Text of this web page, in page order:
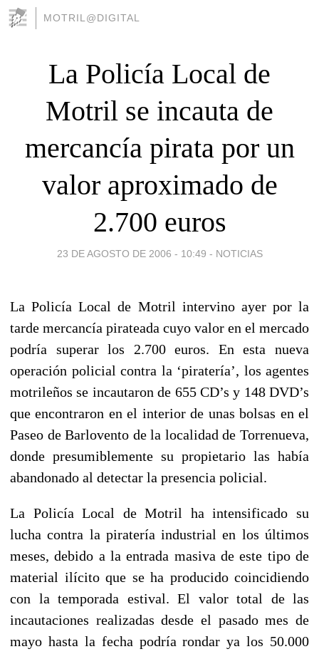
MOTRIL@DIGITAL
La Policía Local de
Motril se incauta de
mercancía pirata por un
valor aproximado de
2.700 euros
23 DE AGOSTO DE 2006 - 10:49 - NOTICIAS
La Policía Local de Motril intervino ayer por la
tarde mercancía pirateada cuyo valor en el mercado
podría superar los 2.700 euros. En esta nueva
operación policial contra la ‘piratería’, los agentes
motrileños se incautaron de 655 CD’s y 148 DVD’s
que encontraron en el interior de unas bolsas en el
Paseo de Barlovento de la localidad de Torrenueva,
donde presumiblemente su propietario las había
abandonado al detectar la presencia policial.
La Policía Local de Motril ha intensificado su
lucha contra la piratería industrial en los últimos
meses, debido a la entrada masiva de este tipo de
material ilícito que se ha producido coincidiendo
con la temporada estival. El valor total de las
incautaciones realizadas desde el pasado mes de
mayo hasta la fecha podría rondar ya los 50.000